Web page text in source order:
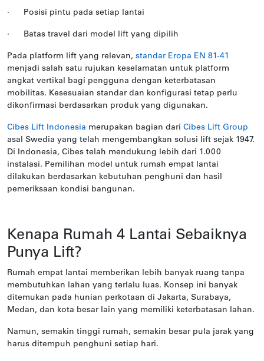
· Posisi pintu pada setiap lantai
· Batas travel dari model lift yang dipilih
Pada platform lift yang relevan, standar Eropa EN 81-41
menjadi salah satu rujukan keselamatan untuk platform
angkat vertikal bagi pengguna dengan keterbatasan
mobilitas. Kesesuaian standar dan konfigurasi tetap perlu
dikonfirmasi berdasarkan produk yang digunakan.
Cibes Lift Indonesia merupakan bagian dari Cibes Lift Group
asal Swedia yang telah mengembangkan solusi lift sejak 1947.
Di Indonesia, Cibes telah mendukung lebih dari 1.000
instalasi. Pemilihan model untuk rumah empat lantai
dilakukan berdasarkan kebutuhan penghuni dan hasil
pemeriksaan kondisi bangunan.
Kenapa Rumah 4 Lantai Sebaiknya
Punya Lift?
Rumah empat lantai memberikan lebih banyak ruang tanpa
membutuhkan lahan yang terlalu luas. Konsep ini banyak
ditemukan pada hunian perkotaan di Jakarta, Surabaya,
Medan, dan kota besar lain yang memiliki keterbatasan lahan.
Namun, semakin tinggi rumah, semakin besar pula jarak yang
harus ditempuh penghuni setiap hari.